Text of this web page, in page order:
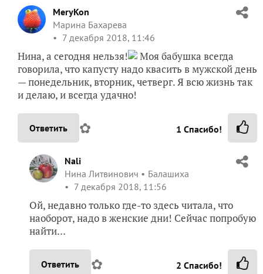
MeryKon
Марина Бахарева
7 декабря 2018, 11:46
Нина, а сегодня нельзя!
Моя бабушка всегда
говорила, что капусту надо квасить в мужской день
— понедельник, вторник, четверг. Я всю жизнь так
и делаю, и всегда удачно!
Ответить ✿ 1 Спасибо!
Nali
Нина Литвинович
Балашиха
7 декабря 2018, 11:56
Ой, недавно только где-то здесь читала, что
наоборот, надо в женские дни! Сейчас попробую
найти…
Ответить ✿ 2 Спасибо!